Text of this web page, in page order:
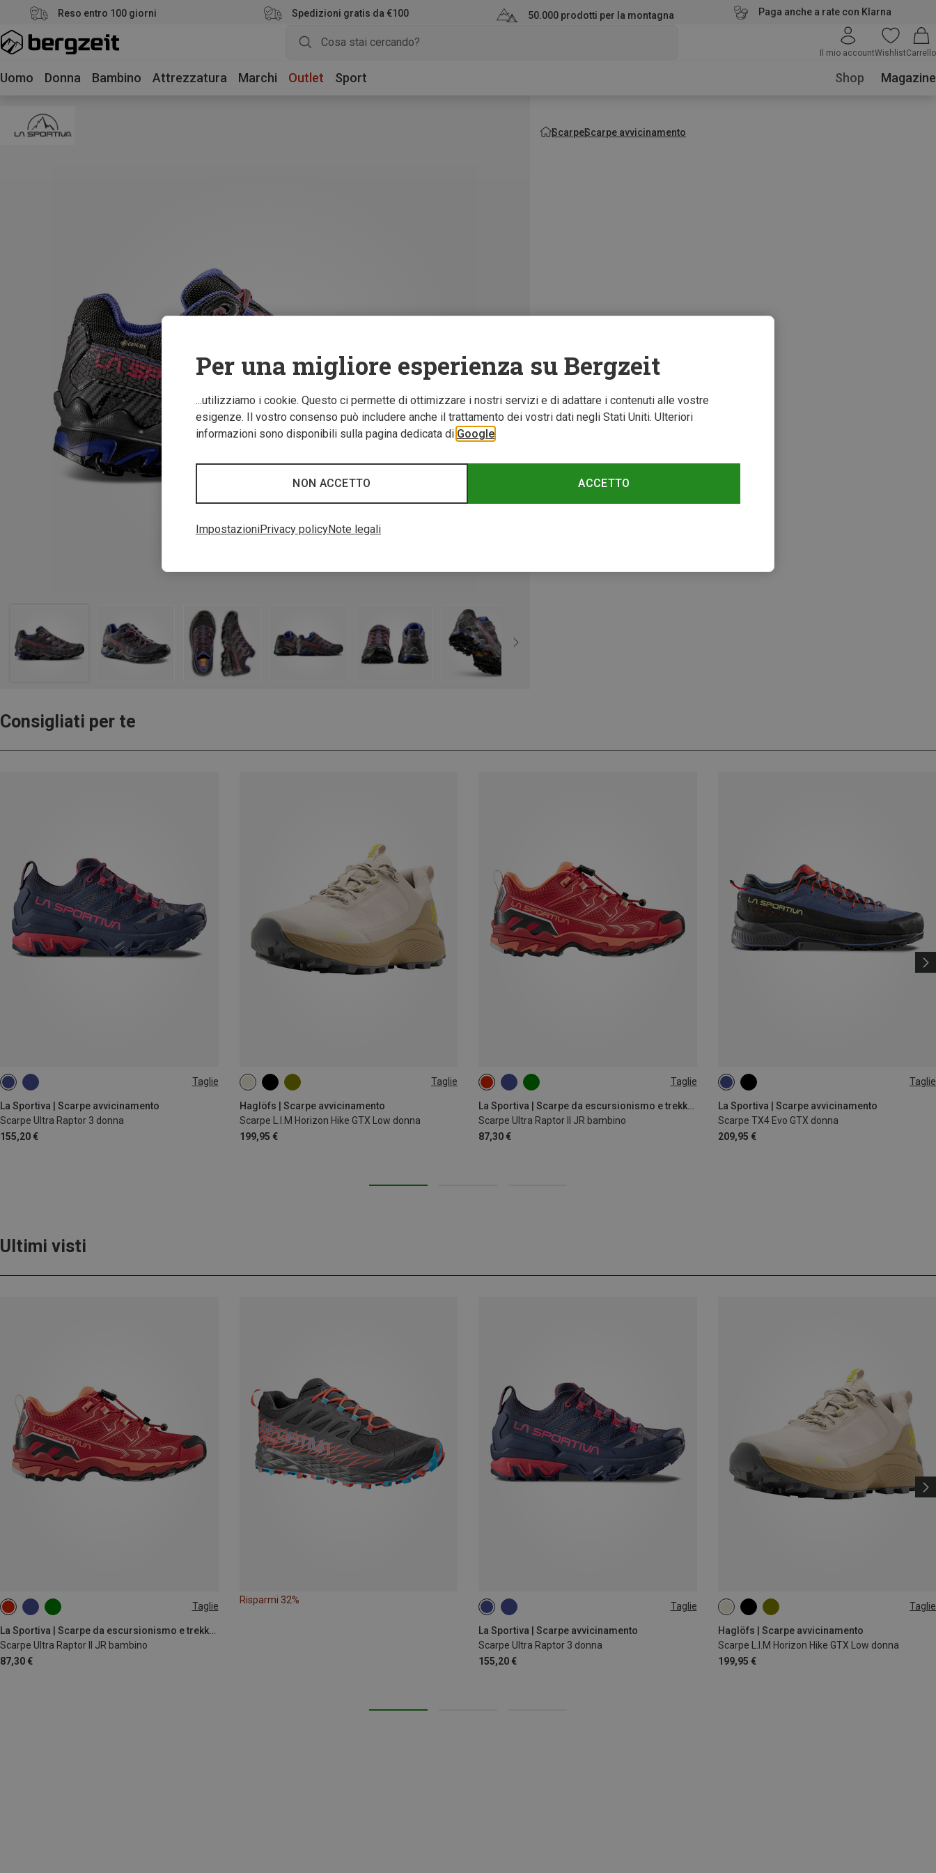
Reso entro 100 giorni Spedizioni gratis da €100 50.000 prodotti per la montagna Paga anche a rate con Klarna
Il mio accountWishlistCarrello
Uomo Donna Bambino Attrezzatura Marchi Outlet Sport Shop Magazine
ScarpeScarpe avvicinamento
Consigliati per te
Taglie
La Sportiva | Scarpe avvicinamento
Scarpe Ultra Raptor 3 donna
155,20 €
38.5 Taglie
Haglöfs | Scarpe avvicinamento
Scarpe L.I.M Horizon Hike GTX Low donna
199,95 €
Taglie
La Sportiva | Scarpe da escursionismo e trekking
Scarpe Ultra Raptor II JR bambino
87,30 €
Taglie
La Sportiva | Scarpe avvicinamento
Scarpe TX4 Evo GTX donna
209,95 €
37.5
Ultimi visti
Taglie
La Sportiva | Scarpe da escursionismo e trekking
Scarpe Ultra Raptor II JR bambino
87,30 €
Risparmi 32%
Taglie
La Sportiva | Scarpe avvicinamento
Scarpe Ultra Raptor 3 donna
155,20 €
38.5 Taglie
Haglöfs | Scarpe avvicinamento
Scarpe L.I.M Horizon Hike GTX Low donna
199,95 €
Per una migliore esperienza su Bergzeit
...utilizziamo i cookie. Questo ci permette di ottimizzare i nostri servizi e di adattare i contenuti alle vostre
esigenze. Il vostro consenso può includere anche il trattamento dei vostri dati negli Stati Uniti. Ulteriori
informazioni sono disponibili sulla pagina dedicata di Google
ACCETTO
NON ACCETTO
ImpostazioniPrivacy policyNote legali